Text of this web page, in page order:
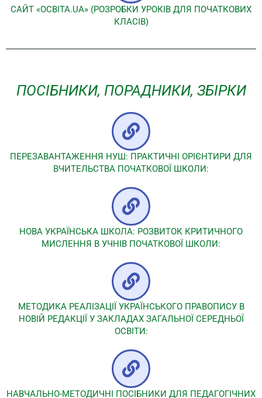
САЙТ «ОСВІТА.UA» (РОЗРОБКИ УРОКІВ ДЛЯ ПОЧАТКОВИХ
КЛАСІВ)
ПОСІБНИКИ, ПОРАДНИКИ, ЗБІРКИ
ПЕРЕЗАВАНТАЖЕННЯ НУШ: ПРАКТИЧНІ ОРІЄНТИРИ ДЛЯ
ВЧИТЕЛЬСТВА ПОЧАТКОВОЇ ШКОЛИ:
НОВА УКРАЇНСЬКА ШКОЛА: РОЗВИТОК КРИТИЧНОГО
МИСЛЕННЯ В УЧНІВ ПОЧАТКОВОЇ ШКОЛИ:
МЕТОДИКА РЕАЛІЗАЦІЇ УКРАЇНСЬКОГО ПРАВОПИСУ В
НОВІЙ РЕДАКЦІЇ У ЗАКЛАДАХ ЗАГАЛЬНОЇ СЕРЕДНЬОЇ
ОСВІТИ:
НАВЧАЛЬНО-МЕТОДИЧНІ ПОСІБНИКИ ДЛЯ ПЕДАГОГІЧНИХ